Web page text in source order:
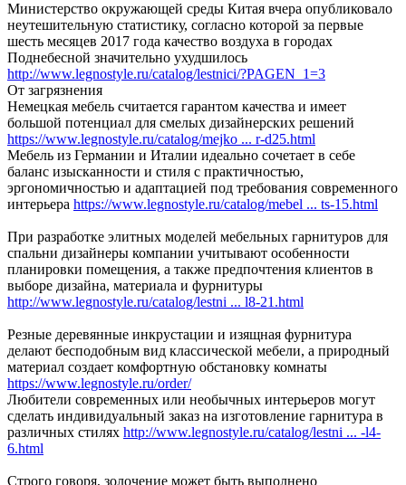
Министерство окружающей среды Китая вчера опубликовало
неутешительную статистику, согласно которой за первые
шесть месяцев 2017 года качество воздуха в городах
Поднебесной значительно ухудшилось
http://www.legnostyle.ru/catalog/lestnici/?PAGEN_1=3
От загрязнения
Немецкая мебель считается гарантом качества и имеет
большой потенциал для смелых дизайнерских решений
https://www.legnostyle.ru/catalog/mejko ... r-d25.html
Мебель из Германии и Италии идеально сочетает в себе
баланс изысканности и стиля с практичностью,
эргономичностью и адаптацией под требования современного
интерьера https://www.legnostyle.ru/catalog/mebel ... ts-15.html
При разработке элитных моделей мебельных гарнитуров для
спальни дизайнеры компании учитывают особенности
планировки помещения, а также предпочтения клиентов в
выборе дизайна, материала и фурнитуры
http://www.legnostyle.ru/catalog/lestni ... l8-21.html
Резные деревянные инкрустации и изящная фурнитура
делают бесподобным вид классической мебели, а природный
материал создает комфортную обстановку комнаты
https://www.legnostyle.ru/order/
Любители современных или необычных интерьеров могут
сделать индивидуальный заказ на изготовление гарнитура в
различных стилях http://www.legnostyle.ru/catalog/lestni ... -l4-
6.html
Строго говоря, золочение может быть выполнено